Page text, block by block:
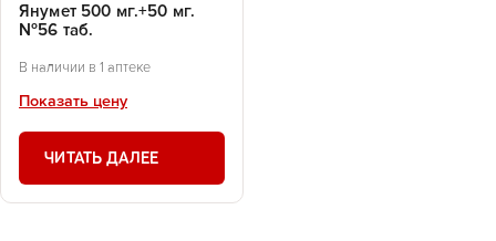
Янумет 500 мг.+50 мг.
№56 таб.
В наличии в 1 аптеке
Показать цену
ЧИТАТЬ ДАЛЕЕ